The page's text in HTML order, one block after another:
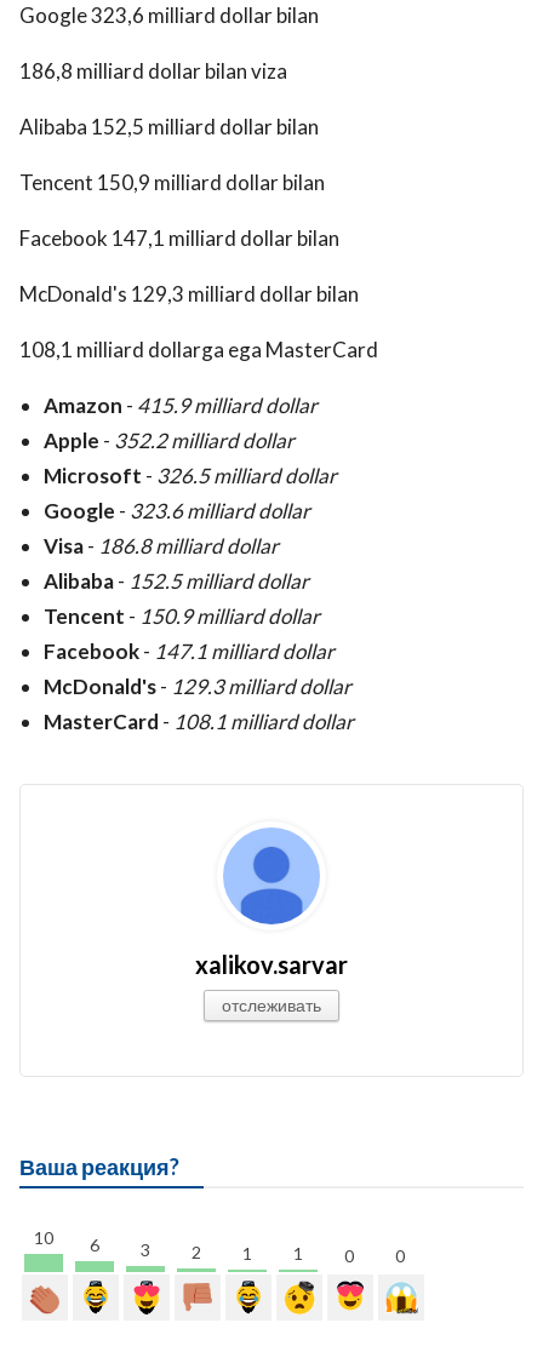
Google 323,6 milliard dollar bilan
186,8 milliard dollar bilan viza
Alibaba 152,5 milliard dollar bilan
Tencent 150,9 milliard dollar bilan
Facebook 147,1 milliard dollar bilan
McDonald's 129,3 milliard dollar bilan
108,1 milliard dollarga ega MasterCard
Amazon - 415.9 milliard dollar
Apple - 352.2 milliard dollar
Microsoft - 326.5 milliard dollar
Google - 323.6 milliard dollar
Visa- 186.8 milliard dollar
Alibaba- 152.5 milliard dollar
Tencent - 150.9 milliard dollar
Facebook- 147.1 milliard dollar
McDonald's- 129.3 milliard dollar
MasterCard - 108.1 milliard dollar
xalikov.sarvar
отслеживать
Ваша реакция?
10 6 3 2 1 1 0 0